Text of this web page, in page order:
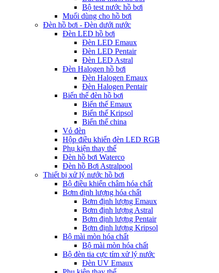
Bộ test nước hồ bơi
Muối dùng cho hồ bơi
Đèn hồ bơi - Đèn dưới nước
Đèn LED hồ bơi
Đèn LED Emaux
Đèn LED Pentair
Đèn LED Astral
Đèn Halogen hồ bơi
Đèn Halogen Emaux
Đèn Halogen Pentair
Biến thế đèn hồ bơi
Biến thế Emaux
Biến thế Kripsol
Biến thế china
Vỏ đèn
Hộp điều khiển đèn LED RGB
Phụ kiện thay thế
Đèn hồ bơi Waterco
Đèn hồ Bơi Astralpool
Thiết bị xử lý nước hồ bơi
Bộ điều khiển châm hóa chất
Bơm định lượng hóa chất
Bơm định lượng Emaux
Bơm định lượng Astral
Bơm định lượng Pentair
Bơm định lượng Kripsol
Bộ mài mòn hóa chất
Bộ mài mòn hóa chất
Bộ đèn tia cực tím xử lý nước
Đèn UV Emaux